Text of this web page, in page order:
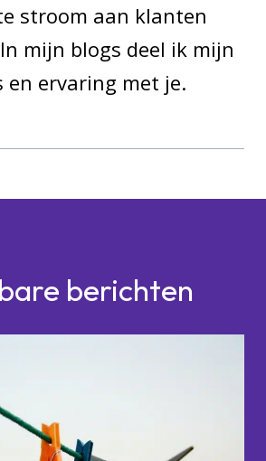
stroom aan klanten
mijn blogs deel ik mijn
en ervaring met je.
berichten